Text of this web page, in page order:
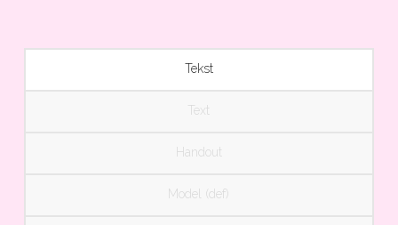
Tekst
Text
Handout
Model (def)